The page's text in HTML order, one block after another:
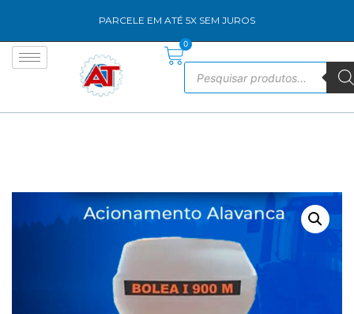
PARCELE EM ATÉ 5X SEM JUROS
0